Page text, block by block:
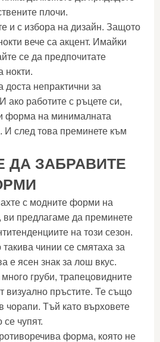
плочи.
и с избора на дизайн. Защото
вече са акцент. Имайки
се да предпочитате
нокти.
доста непрактични за
ако работите с ръцете си,
форма на минималната
И след това преминете към
ДА ЗАБРАВИТЕ
с модните форми на
ви предлагаме да преминете
на този сезон.
чинии се смятаха за
е ясен знак за лош вкус.
груби, трапецовидните
визуално пръстите. Те също
чорапи. Тъй като върховете
се чупят.
форма, която не